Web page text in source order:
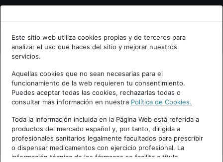
Bienvenid@ a psiquiatria.com
Escribe tu Email
Accede o regístrate con tu email.
Cancelar
Este sitio web utiliza cookies propias y de terceros para
analizar el uso que haces del sitio y mejorar nuestros
servicios.
Aquellas cookies que no sean necesarias para el
funcionamiento de la web requieren tu consentimiento.
Puedes aceptar todas las cookies, rechazarlas todas o
consultar más información en nuestra Política de Cookies.
Toda la información incluida en la Página Web está referida a
productos del mercado español y, por tanto, dirigida a
profesionales sanitarios legalmente facultados para prescribir
o dispensar medicamentos con ejercicio profesional. La
información técnica de los fármacos se facilita a título